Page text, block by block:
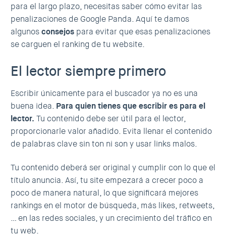
para el largo plazo, necesitas saber cómo evitar las
penalizaciones de Google Panda. Aquí te damos
algunosconsejos para evitar que esas penalizaciones
se carguen el ranking de tu website.
El lector siempre primero
Escribir únicamente para el buscador ya no es una
buena idea. Para quien tienes que escribir es para el
lector. Tu contenido debe ser útil para el lector,
proporcionarle valor añadido. Evita llenar el contenido
de palabras clave sin ton ni son y usar links malos.
Tu contenido deberá ser original y cumplir con lo que el
título anuncia. Así, tu site empezará a crecer poco a
poco de manera natural, lo que significará mejores
rankings en el motor de búsqueda, más likes, retweets,
… en las redes sociales, y un crecimiento del tráfico en
tu web.